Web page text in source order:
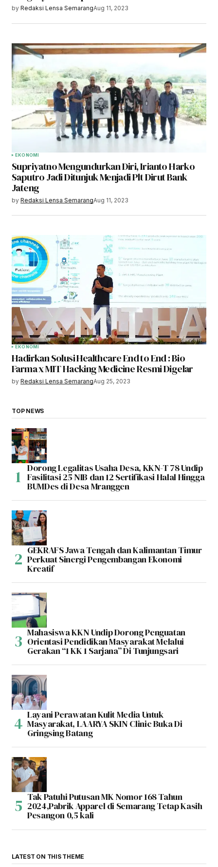
by Redaksi Lensa SemarangAug 11, 2023
EKONOMI
Supriyatno Mengundurkan Diri, Irianto Harko
Saputro Jadi Ditunjuk Menjadi Plt Dirut Bank
Jateng
by Redaksi Lensa SemarangAug 11, 2023
EKONOMI
Hadirkan Solusi Healthcare End to End : Bio
Farma x MIT Hacking Medicine Resmi Digelar
by Redaksi Lensa SemarangAug 25, 2023
TOP NEWS
Dorong Legalitas Usaha Desa, KKN-T 78 Undip
Fasilitasi 25 NIB dan 12 Sertifikasi Halal Hingga
BUMDes di Desa Mranggen
GEKRAFS Jawa Tengah dan Kalimantan Timur
Perkuat Sinergi Pengembangan Ekonomi
Kreatif
Mahasiswa KKN Undip Dorong Penguatan
Orientasi Pendidikan Masyarakat Melalui
Gerakan “1 KK 1 Sarjana” Di Tunjungsari
Layani Perawatan Kulit Media Untuk
Masyarakat, LAARYA SKIN Clinic Buka Di
Gringsing Batang
Tak Patuhi Putusan MK Nomor 168 Tahun
2024,Pabrik Apparel di Semarang Tetap Kasih
Pesangon 0,5 kali
LATEST ON THIS THEME